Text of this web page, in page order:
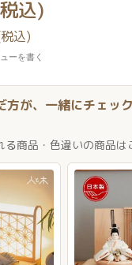
込)
込)
ーを書く
方が、一緒にチェッ
商品・色違いの商品は